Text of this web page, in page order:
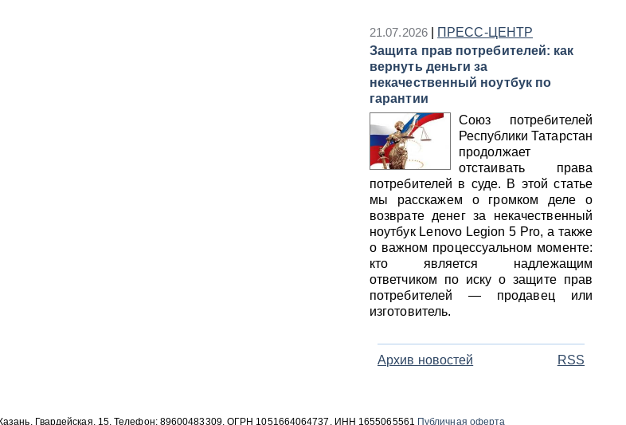
21.07.2026|
ПРЕСС-ЦЕНТР
Защита прав потребителей: как
вернуть деньги за
некачественный ноутбук по
гарантии
Союз потребителей
Республики Татарстан
продолжает
отстаивать права
потребителей в суде. В этой статье
мы расскажем о громком деле о
возврате денег за некачественный
ноутбук Lenovo Legion 5 Pro, а также
о важном процессуальном моменте:
кто является надлежащим
ответчиком по иску о защите прав
потребителей — продавец или
изготовитель.
Архив новостей RSS
Гвардейская, 15, Телефон: 89600483309, ОГРН 1051664064737, ИНН 1655065561 Публичная оферта